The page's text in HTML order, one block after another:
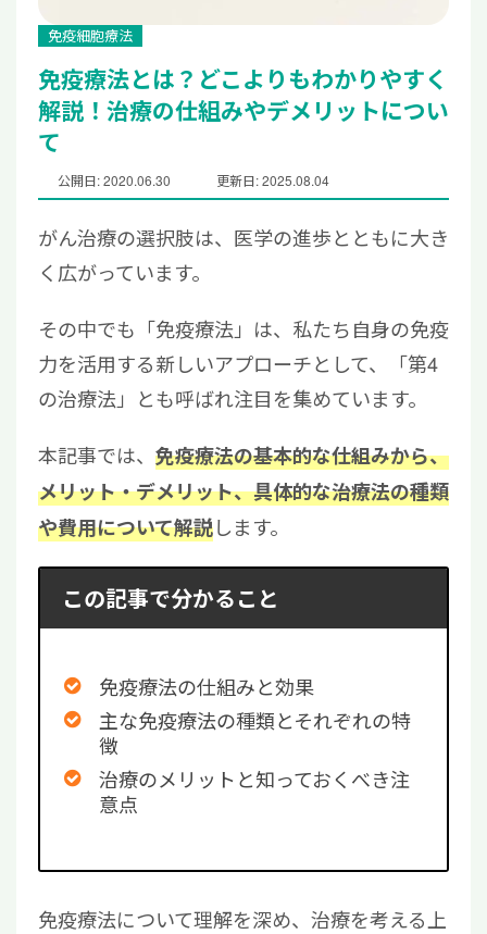
免疫細胞療法
免疫療法とは？どこよりもわかりやすく
解説！治療の仕組みやデメリットについ
て
公開日: 2020.06.30 更新日: 2025.08.04
がん治療の選択肢は、医学の進歩とともに大き
く広がっています。
その中でも「免疫療法」は、私たち自身の免疫
力を活用する新しいアプローチとして、「第4
の治療法」とも呼ばれ注目を集めています。
本記事では、 免疫療法の基本的な仕組みから、
メリット・デメリット、具体的な治療法の種類
や費用について解説します。
この記事で分かること
免疫療法の仕組みと効果
主な免疫療法の種類とそれぞれの特
徴
治療のメリットと知っておくべき注
意点
免疫療法について理解を深め、治療を考える上